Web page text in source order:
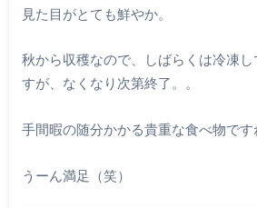
見た目がとても鮮やか。
秋から収穫なので、しばらくは冷凍
すが、なくなり次第終了。。
手間暇の随分かかる貴重な食べ物です
うーん満足（笑）